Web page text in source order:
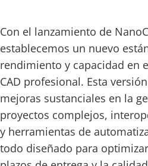
Con el lanzamiento de
establecemos un nuevo
rendimiento y capacidad en
CAD profesional. Esta
mejoras sustanciales en la
proyectos complejos,
y herramientas de
todo diseñado para